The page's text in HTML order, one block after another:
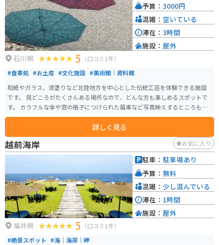
石川県 5 （口コミ1件）
#食事処 #お土産 #文化施設 #美術館｜資料館
和紙やガラス、漆塗りなど北陸地方を中心とした伝統工芸を体験できる施設
です。 見どころがたくさんある場所なので、どんな方も楽しめるスポットで
す。 カラフルな傘や窓の格子につけられた風車など写真映えするところもた
くさんあるので、綺麗な写真を撮りたい人にもオススメです。
詳しく見る
予算： 3000円
混雑： 空いている
滞在： 3時間
施設： 屋外
越前海岸 お気に入り
福井県 5 （口コミ1件）
#絶景スポット #海｜海岸｜岬
駐車： 駐車場あり
予算： 無料
混雑： 少し混んでいる
滞在： 1時間
施設： 屋外